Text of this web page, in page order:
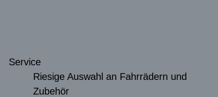
Service
Riesige Auswahl an Fahrrädern und
Zubehör